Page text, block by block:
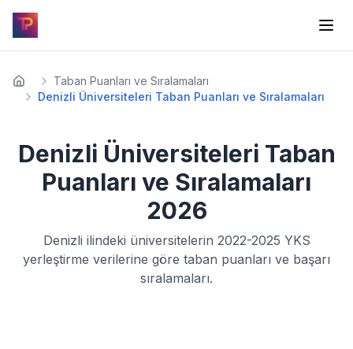
Taban Puanları ve Sıralamaları
Denizli Üniversiteleri Taban Puanları ve Sıralamaları
Denizli Üniversiteleri Taban
Puanları ve Sıralamaları
2026
Denizli ilindeki üniversitelerin 2022-2025 YKS
yerleştirme verilerine göre taban puanları ve başarı
sıralamaları.